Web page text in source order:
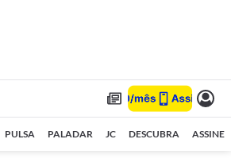
PULSA PALADAR JC DESCUBRA ASSINE